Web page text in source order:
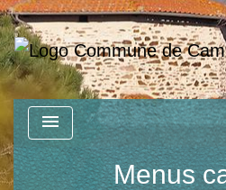
menu
Menus